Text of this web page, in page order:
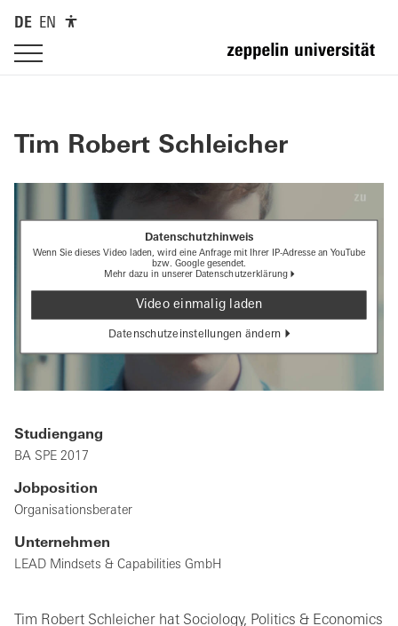
DE EN
Tim Robert Schleicher
Datenschutzhinweis
Wenn Sie dieses Video laden, wird eine Anfrage mit Ihrer IP-Adresse an YouTube
bzw. Google gesendet.
Mehr dazu in unserer Datenschutzerklärung
Video einmalig laden
Datenschutzeinstellungen ändern
Studiengang
BA SPE 2017
Jobposition
Organisationsberater
Unternehmen
LEAD Mindsets & Capabilities GmbH
Tim Robert Schleicher hat Sociology, Politics & Economics